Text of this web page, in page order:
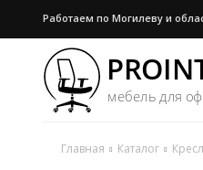
Работаем по Могилеву и
Главная Каталог